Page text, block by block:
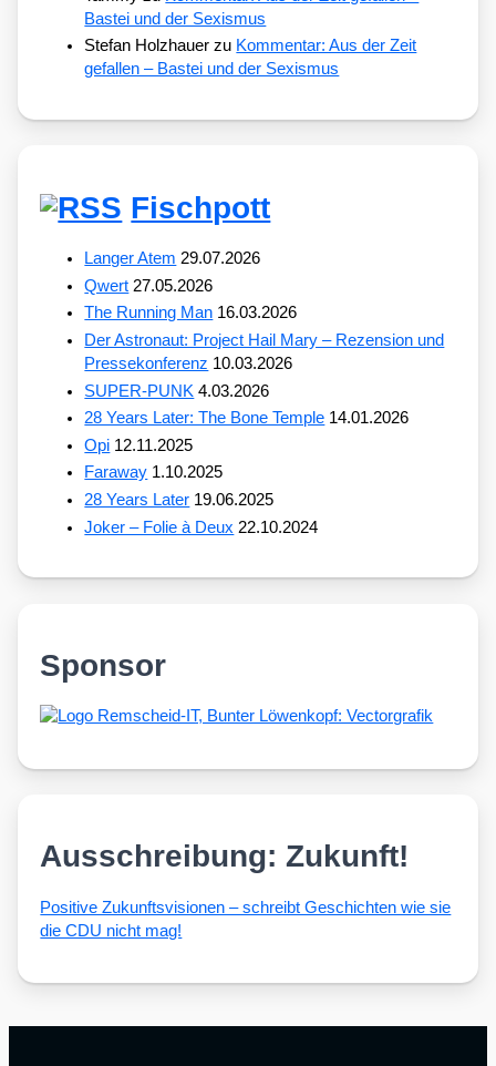
Bastei und der Sexismus
Stefan Holzhauer zu Kommentar: Aus der Zeit
gefallen – Bastei und der Sexismus
Fischpott
Langer Atem 29.07.2026
Qwert 27.05.2026
The Running Man 16.03.2026
Der Astronaut: Project Hail Mary – Rezension und
Pressekonferenz 10.03.2026
SUPER-PUNK 4.03.2026
28 Years Later: The Bone Temple 14.01.2026
Opi 12.11.2025
Faraway 1.10.2025
28 Years Later 19.06.2025
Joker – Folie à Deux 22.10.2024
Sponsor
Ausschreibung: Zukunft!
Posi­ti­ve Zukunfts­vi­sio­nen – schreibt Geschich­ten wie sie
die CDU nicht mag!